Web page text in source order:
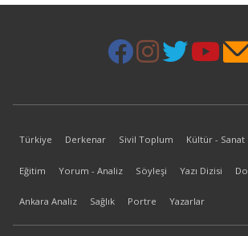
Türkiye Derkenar Sivil Toplum Kültür - Sanat
Eğitim Yorum - Analiz Söyleşi Yazı Dizisi
Ankara Analiz Sağlık Portre Yazarlar